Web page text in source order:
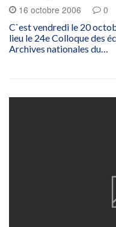
16 octobre 2006 0
C`est vendredi le 20
lieu le 24e Colloque des
Archives nationales du…